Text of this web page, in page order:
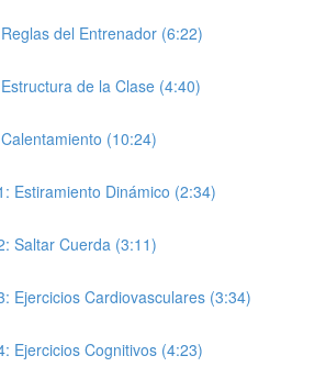
del Entrenador (6:22)
de la Clase (4:40)
(10:24)
Estiramiento Dinámico (2:34)
Saltar Cuerda (3:11)
Ejercicios Cardiovasculares (3:34)
Ejercicios Cognitivos (4:23)